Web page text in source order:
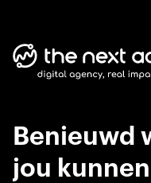
Benieuwd
jou